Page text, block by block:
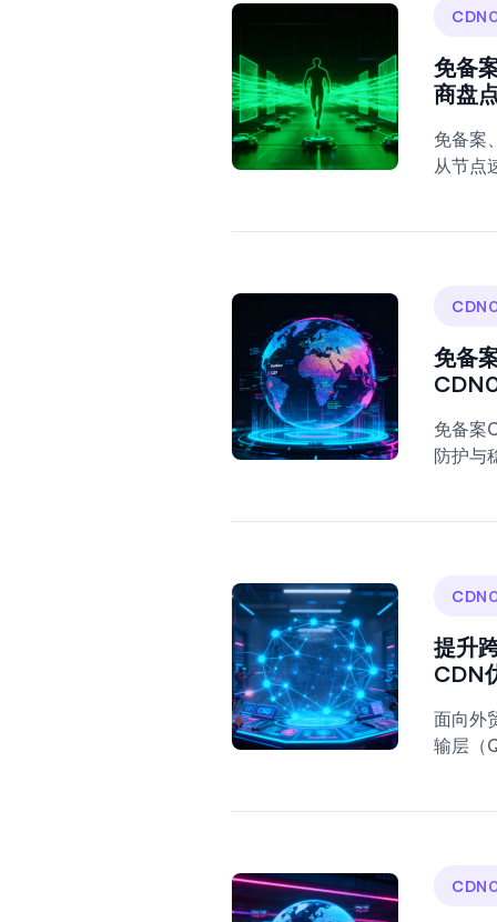
免备
商盘
免备案
从节点
免备
免备案
防护与
提升
CDN
面向外
输层（